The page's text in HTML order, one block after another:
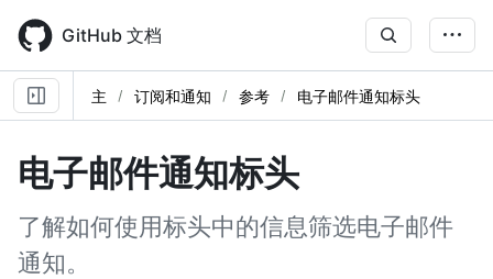
main
content
GitHub 文档
主 订阅和通知 参考 电子邮件通知标头
电子邮件通知标头
了解如何使用标头中的信息筛选电子邮件
通知。